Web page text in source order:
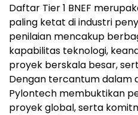
Daftar Tier 1 BNEF
paling ketat di industri
penilaian mencakup
kapabilitas teknologi,
proyek berskala besar,
Dengan tercantum dalam
Pylontech membuktikan
proyek global, serta